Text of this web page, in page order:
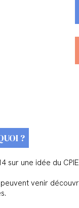
?
sur une idée du
venir